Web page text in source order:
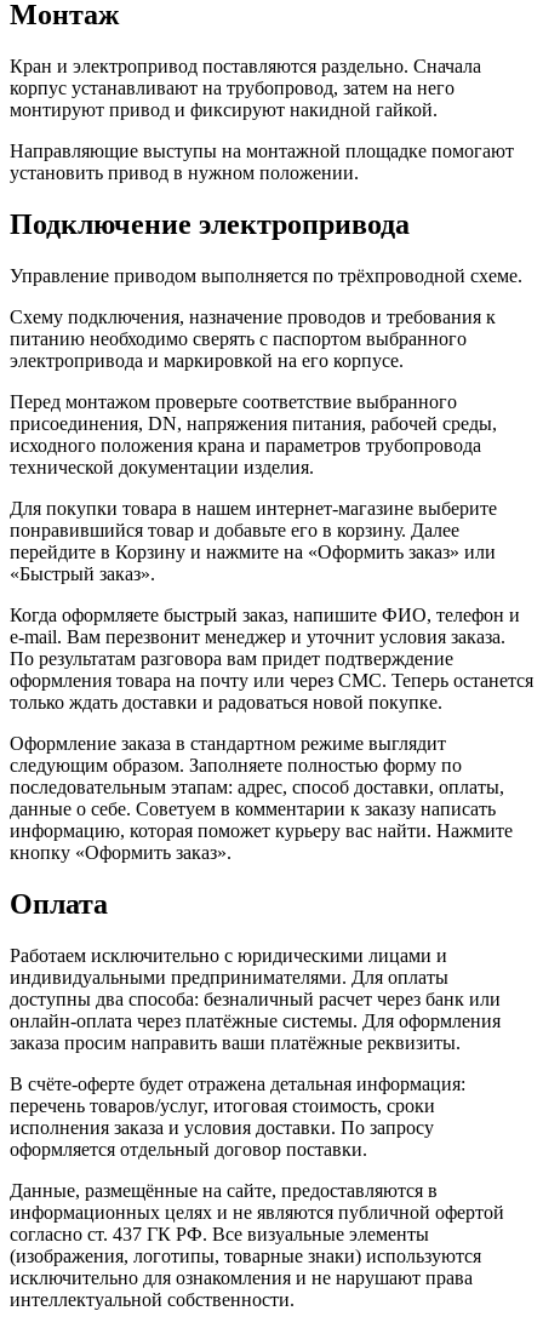
Монтаж
Кран и электропривод поставляются раздельно. Сначала
корпус устанавливают на трубопровод, затем на него
монтируют привод и фиксируют накидной гайкой.
Направляющие выступы на монтажной площадке помогают
установить привод в нужном положении.
Подключение электропривода
Управление приводом выполняется по трёхпроводной схеме.
Схему подключения, назначение проводов и требования к
питанию необходимо сверять с паспортом выбранного
электропривода и маркировкой на его корпусе.
Перед монтажом проверьте соответствие выбранного
присоединения, DN, напряжения питания, рабочей среды,
исходного положения крана и параметров трубопровода
технической документации изделия.
Для покупки товара в нашем интернет-магазине выберите
понравившийся товар и добавьте его в корзину. Далее
перейдите в Корзину и нажмите на «Оформить заказ» или
«Быстрый заказ».
Когда оформляете быстрый заказ, напишите ФИО, телефон и
e-mail. Вам перезвонит менеджер и уточнит условия заказа.
По результатам разговора вам придет подтверждение
оформления товара на почту или через СМС. Теперь останется
только ждать доставки и радоваться новой покупке.
Оформление заказа в стандартном режиме выглядит
следующим образом. Заполняете полностью форму по
последовательным этапам: адрес, способ доставки, оплаты,
данные о себе. Советуем в комментарии к заказу написать
информацию, которая поможет курьеру вас найти. Нажмите
кнопку «Оформить заказ».
Оплата
Работаем исключительно с юридическими лицами и
индивидуальными предпринимателями. Для оплаты
доступны два способа: безналичный расчет через банк или
онлайн-оплата через платёжные системы. Для оформления
заказа просим направить ваши платёжные реквизиты.
В счёте-оферте будет отражена детальная информация:
перечень товаров/услуг, итоговая стоимость, сроки
исполнения заказа и условия доставки. По запросу
оформляется отдельный договор поставки.
Данные, размещённые на сайте, предоставляются в
информационных целях и не являются публичной офертой
согласно ст. 437 ГК РФ. Все визуальные элементы
(изображения, логотипы, товарные знаки) используются
исключительно для ознакомления и не нарушают права
интеллектуальной собственности.